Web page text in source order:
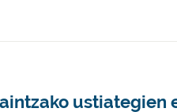
ustiategien